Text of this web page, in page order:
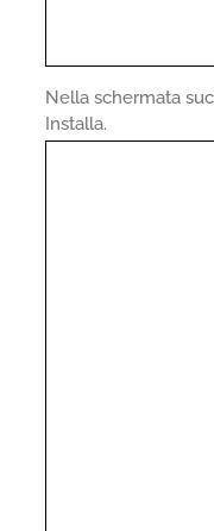
Nella schermata
Installa.